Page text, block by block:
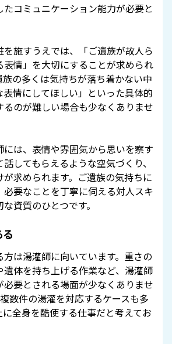
コミュニケーション能力が必要と
を施すうえでは、「ご遺族が故人ら
表情」を大切にすることが求められ
族の多くは気持ちが落ち着かない中
表情にしてほしい」といった具体的
るのが難しい場合も少なくありませ
には、表情や雰囲気から思いを察す
してもらえるような空気づくり、
が求められます。ご遺族の気持ちに
要なことを丁寧に伺える対人スキ
資質のひとつです。
は湯灌師に向いています。重さの
遺体を持ち上げる作業など、湯灌師
必要とされる場面が少なくありませ
数件の湯灌を対応するケースも多
に全身を酷使する仕事だと考えてお